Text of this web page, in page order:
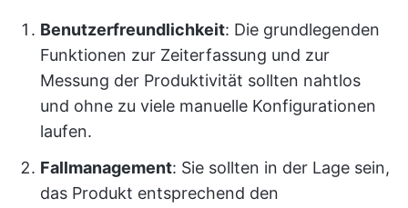
Benutzerfreundlichkeit: Die grundlegenden
Funktionen zur Zeiterfassung und zur
Messung der Produktivität sollten nahtlos
und ohne zu viele manuelle Konfigurationen
laufen.
Fallmanagement: Sie sollten in der Lage sein,
das Produkt entsprechend den